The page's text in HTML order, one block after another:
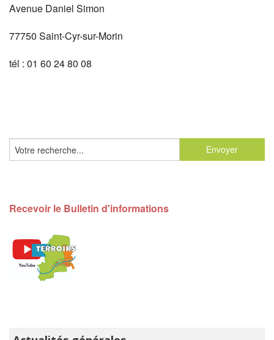
Avenue Daniel Simon
77750 Saint-Cyr-sur-Morin
tél : 01 60 24 80 08
Recevoir le Bulletin d'informations